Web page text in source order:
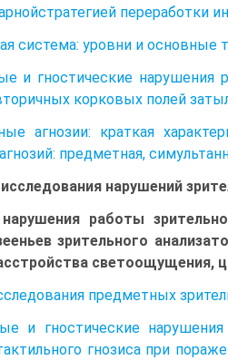
переработки
система: уровни и
и гностические нарушения
корковых полей
агнозии: краткая
предметная,
нарушений
работы
зрительного
светоощущения,
предметных
и гностические
гнозиса при